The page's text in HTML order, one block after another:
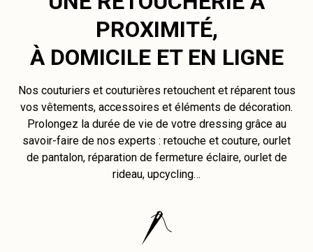
PROXIMITÉ,
À DOMICILE ET EN LIGNE
Nos couturiers et couturières retouchent et réparent tous
vos vêtements, accessoires et éléments de décoration.
Prolongez la durée de vie de votre dressing grâce au
savoir-faire de nos experts : retouche et couture, ourlet
de pantalon, réparation de fermeture éclaire, ourlet de
rideau, upcycling…